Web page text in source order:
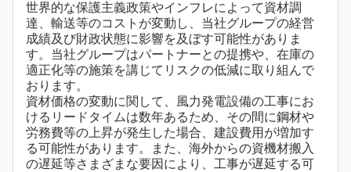
世界的な保護主義政策やインフレによって資材調
達、輸送等のコストが変動し、当社グループの経営
成績及び財政状態に影響を及ぼす可能性がありま
す。当社グループはパートナーとの提携や、在庫の
適正化等の施策を講じてリスクの低減に取り組んで
おります。
資材価格の変動に関して、風力発電設備の工事にお
けるリードタイムは数年あるため、その間に鋼材や
労務費等の上昇が発生した場合、建設費用が増加す
る可能性があります。また、海外からの資機材搬入
の遅延等さまざまな要因により、工事が遅延する可